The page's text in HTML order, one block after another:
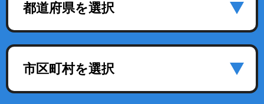
都道府県を選択
市区町村を選択